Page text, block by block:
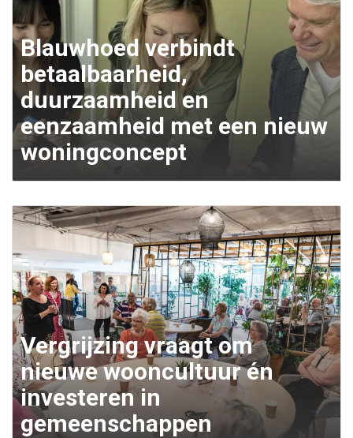
Blauwhoed verbindt
betaalbaarheid,
duurzaamheid en
eenzaamheid met een nieuw
woningconcept
Vergrijzing vraagt om
nieuwe wooncultuur én
investeren in
gemeenschappen